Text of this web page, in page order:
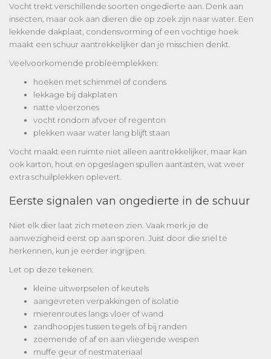
Vocht trekt verschillende soorten ongedierte aan. Denk aan
insecten, maar ook aan dieren die op zoek zijn naar water. Een
lekkende dakplaat, condensvorming of een vochtige hoek
maakt een schuur aantrekkelijker dan je misschien denkt.
Veelvoorkomende probleemplekken:
hoeken met schimmel of condens
lekkage bij dakplaten
natte vloerzones
vocht rondom afvoer of regenton
plekken waar water lang blijft staan
Vocht maakt een ruimte niet alleen aantrekkelijker, maar kan
ook karton, hout en opgeslagen spullen aantasten, wat weer
extra schuilplekken oplevert.
Eerste signalen van ongedierte in de schuur
Niet elk dier laat zich meteen zien. Vaak merk je de
aanwezigheid eerst op aan sporen. Juist door die snel te
herkennen, kun je eerder ingrijpen.
Let op deze tekenen:
kleine uitwerpselen of keutels
aangevreten verpakkingen of isolatie
mierenroutes langs vloer of wand
zandhoopjes tussen tegels of bij randen
zoemende of af en aan vliegende wespen
muffe geur of nestmateriaal